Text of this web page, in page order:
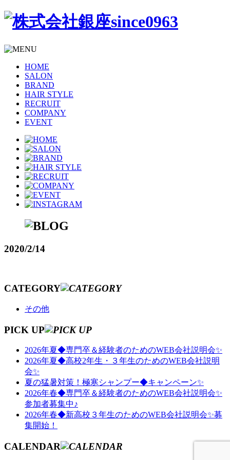
HOME
SALON
BRAND
HAIR STYLE
RECRUIT
COMPANY
EVENT
2020/2/14
CATEGORY
その他
PICK UP
2026年夏◆専門卒＆経験者のためのWEB会社説明会✨
2026年夏◆高校2年生・３年生のためのWEB会社説明
会✨
夏の猛暑対策！極寒シャンプー◆キャンペーン✨
2026年春◆専門卒＆経験者のためのWEB会社説明会✨
参加者募集中♪
2026年春◆新高校３年生のためのWEB会社説明会✨募
集開始！
CALENDAR